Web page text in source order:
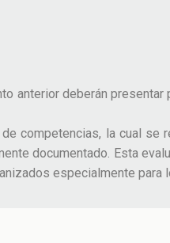
anterior deberán
competencias, la cual se
documentado. Esta
especialmente para